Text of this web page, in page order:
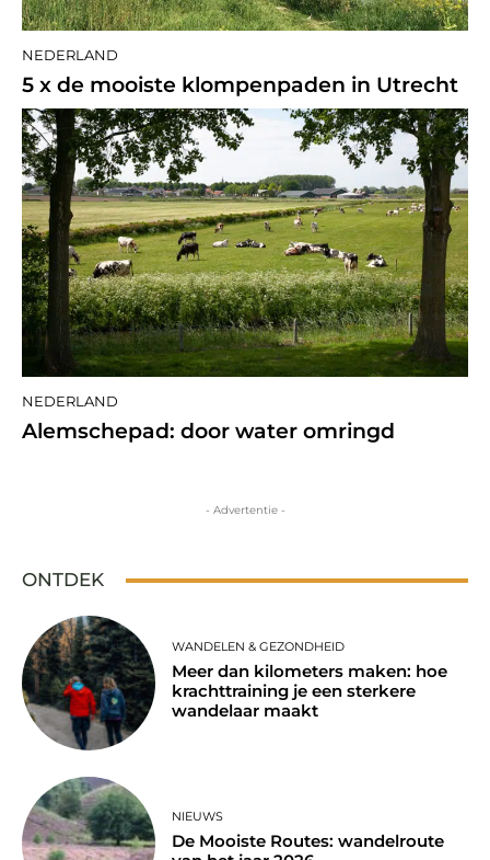
NEDERLAND
5 x de mooiste klompenpaden in Utrecht
NEDERLAND
Alemschepad: door water omringd
- Advertentie -
ONTDEK
WANDELEN & GEZONDHEID
Meer dan kilometers maken: hoe
krachttraining je een sterkere
wandelaar maakt
NIEUWS
De Mooiste Routes: wandelroute